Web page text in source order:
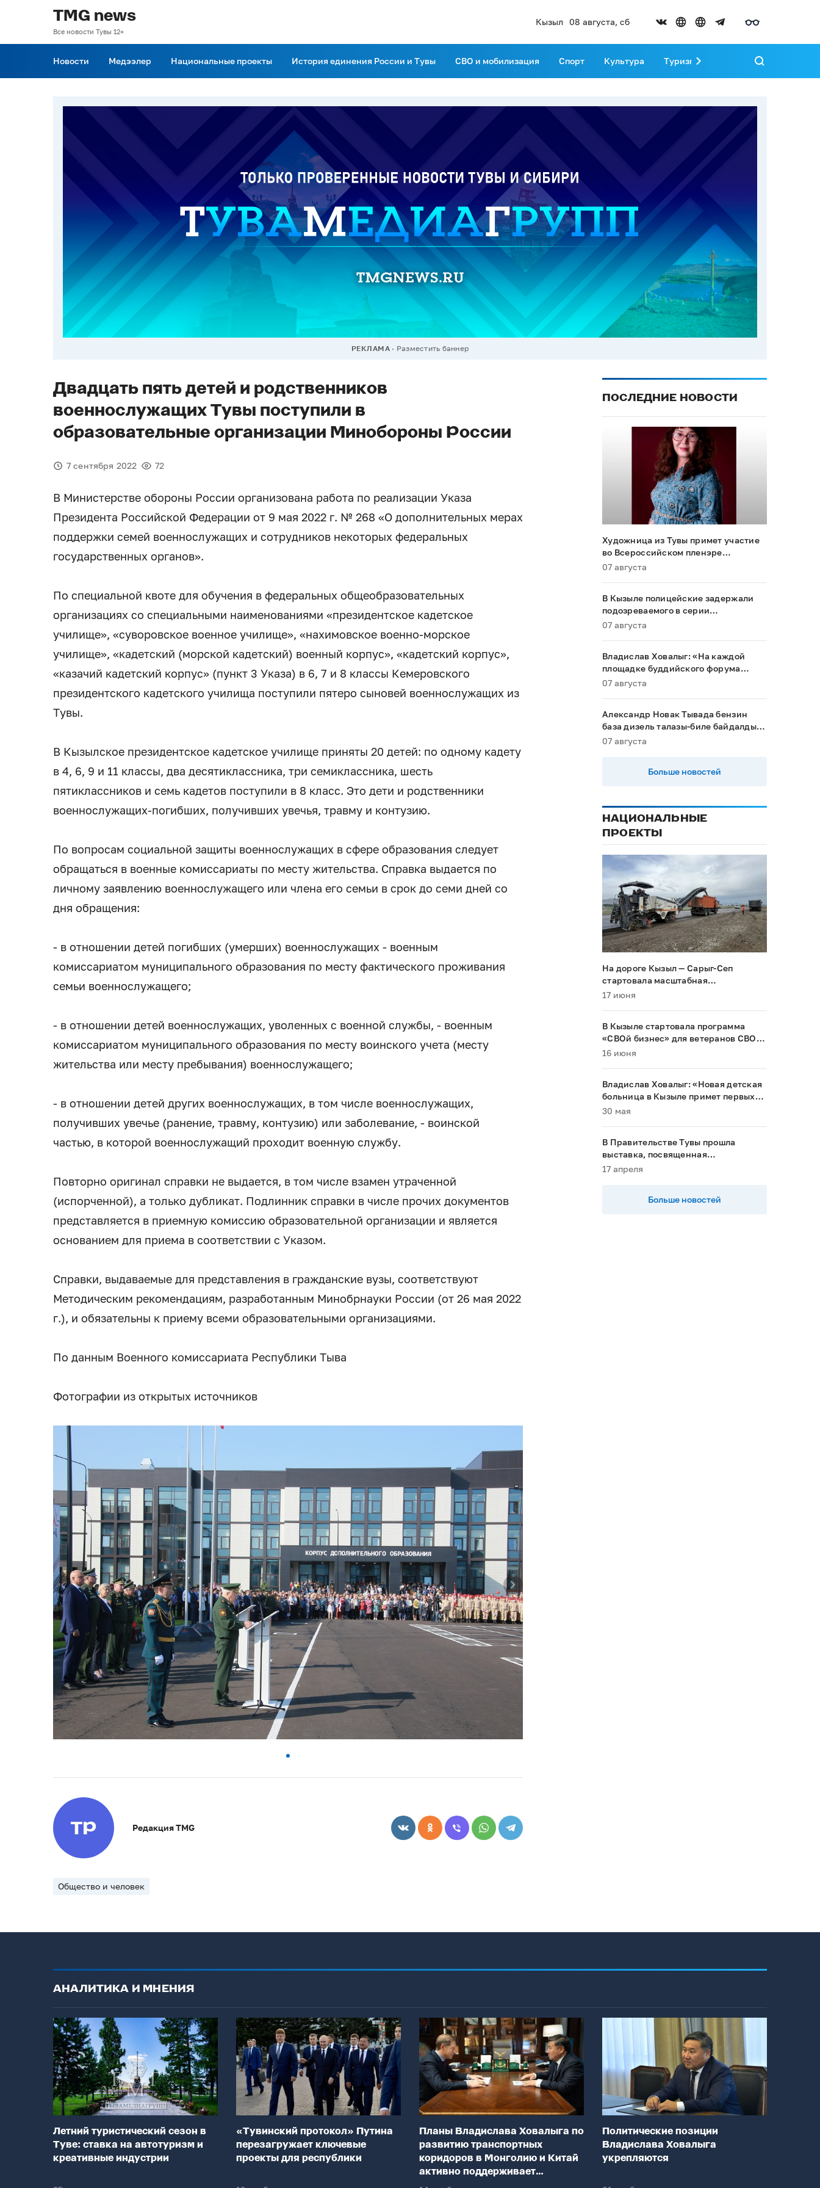
TMG news
Все новости Тувы 12+
Кызыл 08 августа, сб
Новости Медээлер Национальные проекты История единения России и Тувы СВО и мобилизация Спорт Культура Туризм Развитие Тувы
РЕКЛАМА Разместить баннер
Двадцать пять детей и родственников
военнослужащих Тувы поступили в
образовательные организации Минобороны России
7 сентября 2022 72
В Министерстве обороны России организована работа по реализации Указа
Президента Российской Федерации от 9 мая 2022 г. № 268 «О дополнительных мерах
поддержки семей военнослужащих и сотрудников некоторых федеральных
государственных органов».
По специальной квоте для обучения в федеральных общеобразовательных
организациях со специальными наименованиями «президентское кадетское
училище», «суворовское военное училище», «нахимовское военно-морское
училище», «кадетский (морской кадетский) военный корпус», «кадетский корпус»,
«казачий кадетский корпус» (пункт 3 Указа) в 6, 7 и 8 классы Кемеровского
президентского кадетского училища поступили пятеро сыновей военнослужащих из
Тувы.
В Кызылское президентское кадетское училище приняты 20 детей: по одному кадету
в 4, 6, 9 и 11 классы, два десятиклассника, три семиклассника, шесть
пятиклассников и семь кадетов поступили в 8 класс. Это дети и родственники
военнослужащих-погибших, получивших увечья, травму и контузию.
По вопросам социальной защиты военнослужащих в сфере образования следует
обращаться в военные комиссариаты по месту жительства. Справка выдается по
личному заявлению военнослужащего или члена его семьи в срок до семи дней со
дня обращения:
- в отношении детей погибших (умерших) военнослужащих - военным
комиссариатом муниципального образования по месту фактического проживания
семьи военнослужащего;
- в отношении детей военнослужащих, уволенных с военной службы, - военным
комиссариатом муниципального образования по месту воинского учета (месту
жительства или месту пребывания) военнослужащего;
- в отношении детей других военнослужащих, в том числе военнослужащих,
получивших увечье (ранение, травму, контузию) или заболевание, - воинской
частью, в которой военнослужащий проходит военную службу.
Повторно оригинал справки не выдается, в том числе взамен утраченной
(испорченной), а только дубликат. Подлинник справки в числе прочих документов
представляется в приемную комиссию образовательной организации и является
основанием для приема в соответствии с Указом.
Справки, выдаваемые для представления в гражданские вузы, соответствуют
Методическим рекомендациям, разработанным Минобрнауки России (от 26 мая 2022
г.), и обязательны к приему всеми образовательными организациями.
По данным Военного комиссариата Республики Тыва
Фотографии из открытых источников
Редакция TMG
Общество и человек
ПОСЛЕДНИЕ НОВОСТИ
Художница из Тувы примет участие
во Всероссийском пленэре
акварелистов в Ханты-Мансийске
07 августа
В Кызыле полицейские задержали
подозреваемого в серии
мошенничеств
07 августа
Владислав Ховалыг: «На каждой
площадке буддийского форума
будет обеспечен строгий контроль
07 августа
Александр Новак Тывада бензин
база дизель талазы-биле байдалды
хыналдада алган
07 августа
Больше новостей
НАЦИОНАЛЬНЫЕ
ПРОЕКТЫ
На дороге Кызыл — Сарыг-Сеп
стартовала масштабная
реконструкция
17 июня
В Кызыле стартовала программа
«СВОй бизнес» для ветеранов СВО и
их семей
16 июня
Владислав Ховалыг: «Новая детская
больница в Кызыле примет первых
пациентов в 2028 году»
30 мая
В Правительстве Тувы прошла
выставка, посвященная
национальным проектам
17 апреля
Больше новостей
АНАЛИТИКА И МНЕНИЯ
Летний туристический сезон в
Туве: ставка на автотуризм и
креативные индустрии
«Тувинский протокол» Путина
перезагружает ключевые
проекты для республики
Планы Владислава Ховалыга по
развитию транспортных
коридоров в Монголию и Китай
активно поддерживает
федеральный центр
Политические позиции
Владислава Ховалыга
укрепляются